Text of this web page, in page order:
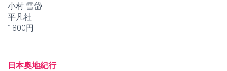
小村 雪岱
平凡社
1800円
日本奥地紀行